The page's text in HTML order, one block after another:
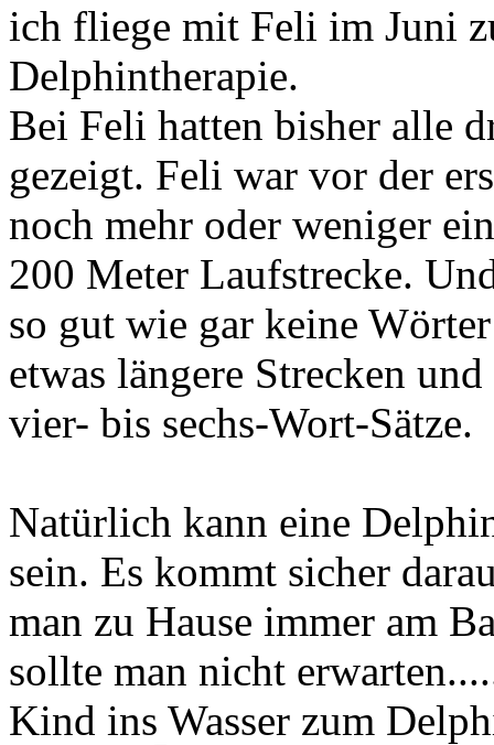
ich fliege mit Feli im Juni
Delphintherapie.
Bei Feli hatten bisher alle
gezeigt. Feli war vor der
noch mehr oder weniger
200 Meter Laufstrecke.
so gut wie gar keine
etwas längere Strecken und
vier- bis sechs-Wort-Sätze.
Natürlich kann eine
sein. Es kommt sicher
man zu Hause immer am
sollte man nicht
Kind ins Wasser zum